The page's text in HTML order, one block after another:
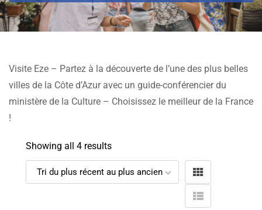
Visite Eze – Partez à la découverte de l’une des plus belles
villes de la Côte d’Azur avec un guide-conférencier du
ministère de la Culture – Choisissez le meilleur de la France
!
Showing all 4 results